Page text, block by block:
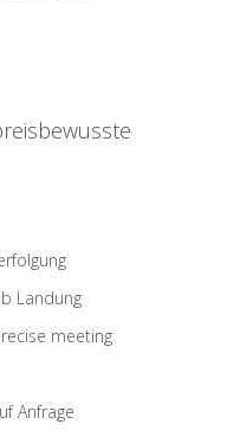
Landung
meeting
Anfrage